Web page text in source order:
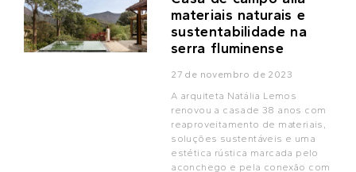
materiais naturais e
sustentabilidade na
serra fluminense
27 de novembro de 2023
A arquiteta Natália Lemos
renovou a casade 38 anos com
reaproveitamento de materiais,
soluções sustentáveis e uma
estética rústica marcada pelo
aconchego e pela conexão com